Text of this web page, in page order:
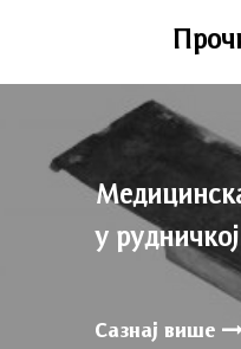
у
Сазнај више